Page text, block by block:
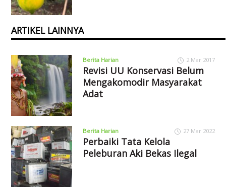
ARTIKEL LAINNYA
Berita Harian 2 Mar 2017
Revisi UU Konservasi Belum
Mengakomodir Masyarakat
Adat
Berita Harian 27 Mar 2022
Perbaiki Tata Kelola
Peleburan Aki Bekas Ilegal